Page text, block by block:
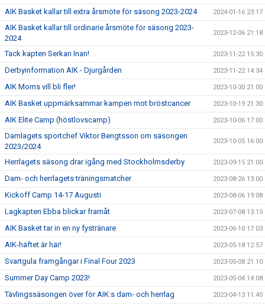
AIK Basket kallar till extra årsmöte för säsong 2023-2024 2024-01-16 23:17
AIK Basket kallar till ordinarie årsmöte för säsong 2023-
2024
2023-12-06 21:18
Tack kapten Serkan Inan! 2023-11-22 15:30
Derbyinformation AIK - Djurgården 2023-11-22 14:34
AIK Moms vill bli fler! 2023-10-30 21:00
AIK Basket uppmärksammar kampen mot bröstcancer 2023-10-19 21:30
AIK Elite Camp (höstlovscamp) 2023-10-06 17:00
Damlagets sportchef Viktor Bengtsson om säsongen
2023/2024
2023-10-05 16:00
Herrlagets säsong drar igång med Stockholmsderby 2023-09-15 21:00
Dam- och herrlagets träningsmatcher 2023-08-26 13:00
Kickoff Camp 14-17 Augusti 2023-08-06 19:08
Lagkapten Ebba blickar framåt 2023-07-08 13:15
AIK Basket tar in en ny fystränare 2023-06-10 17:03
AIK-häftet är här! 2023-05-18 12:57
Svartgula framgångar i Final Four 2023 2023-05-08 21:10
Summer Day Camp 2023! 2023-05-04 14:08
Tävlingssäsongen över för AIK:s dam- och herrlag 2023-04-13 11:40